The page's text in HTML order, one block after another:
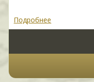
Подробнее